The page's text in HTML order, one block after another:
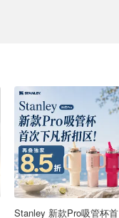
Stanley 新款Pro吸管杯首